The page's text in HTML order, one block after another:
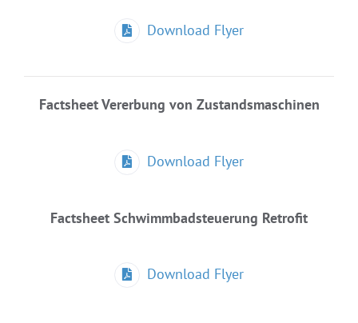
Download Flyer
Factsheet Vererbung von Zustandsmaschinen
Download Flyer
Factsheet Schwimmbadsteuerung Retrofit
Download Flyer